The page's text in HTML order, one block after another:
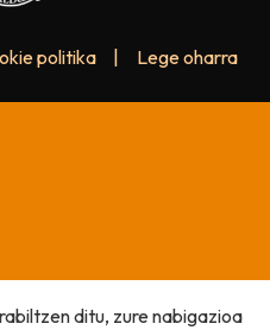
politika Lege oharra
ditu, zure nabigazioa